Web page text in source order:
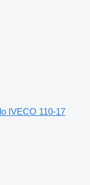
IVECO 110-17